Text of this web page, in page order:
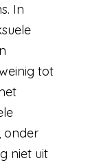
In
tot
onder
niet uit